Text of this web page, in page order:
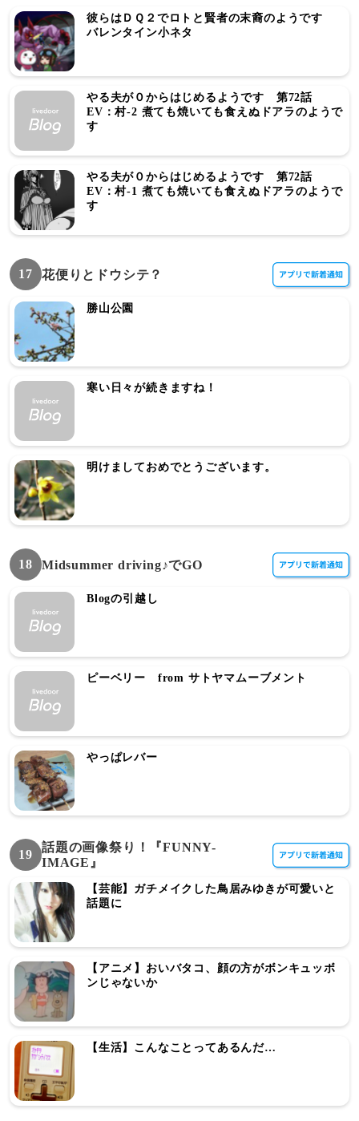
彼らはＤＱ２でロトと賢者の末裔のようです
バレンタイン小ネタ
やる夫が０からはじめるようです 第72話
EV：村-2 煮ても焼いても食えぬドアラのようで
す
やる夫が０からはじめるようです 第72話
EV：村-1 煮ても焼いても食えぬドアラのようで
す
17 花便りとドウシテ？
勝山公園
寒い日々が続きますね！
明けましておめでとうございます。
18 Midsummer driving♪でGO
Blogの引越し
ピーベリー from サトヤマムーブメント
やっぱレバー
19
話題の画像祭り！『FUNNY-
IMAGE』
【芸能】ガチメイクした鳥居みゆきが可愛いと
話題に
【アニメ】おいバタコ、顔の方がボンキュッボ
ンじゃないか
【生活】こんなことってあるんだ…